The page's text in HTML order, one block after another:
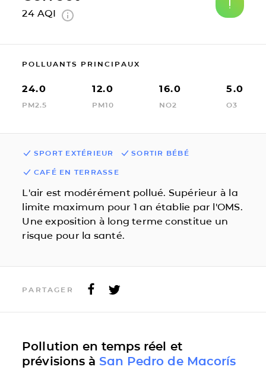
24 AQI
POLLUANTS PRINCIPAUX
24.0
PM2.5
12.0
PM10
16.0
NO2
5.0
O3
SPORT EXTÉRIEUR SORTIR BÉBÉ
CAFÉ EN TERRASSE
L'air est modérément pollué. Supérieur à la
limite maximum pour 1 an établie par l'OMS.
Une exposition à long terme constitue un
risque pour la santé.
PARTAGER
Pollution en temps réel et
prévisions à San Pedro de Macorís